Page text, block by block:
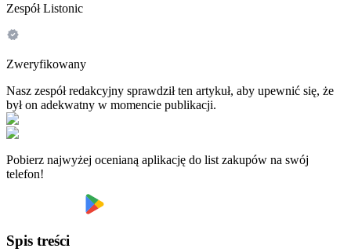
Zespół Listonic
Zweryfikowany
Nasz zespół redakcyjny sprawdził ten artykuł, aby upewnić się, że
był on adekwatny w momencie publikacji.
Pobierz najwyżej ocenianą aplikację do list zakupów na swój
telefon!
Spis treści